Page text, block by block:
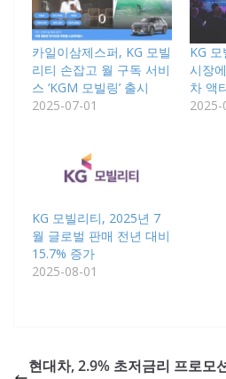
카일이삼제스퍼, KG 모빌
리티 손잡고 월 구독 서비
스 ‘KGM 모빌링’ 출시
2025-07-01
KG
시장
차 액
KG 모빌리티, 2025년 7
월 글로벌 판매 전년 대비
15.7% 증가
2025-08-01
현대차, 2.9% 초저금리 프로모